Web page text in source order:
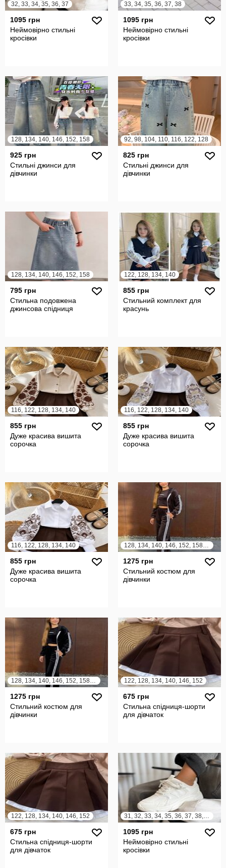
32, 33, 34, 35, 36, 37
1095 грн
Неймовірно стильні
кросівки
33, 34, 35, 36, 37, 38
1095 грн
Неймовірно стильні
кросівки
128, 134, 140, 146, 152, 158
925 грн
Стильні джинси для
дівчинки
92, 98, 104, 110, 116, 122, 128
825 грн
Стильні джинси для
дівчинки
128, 134, 140, 146, 152, 158
795 грн
Стильна подовжена
джинсова спідниця
122, 128, 134, 140
855 грн
Стильний комплект для
красунь
116, 122, 128, 134, 140
855 грн
Дуже красива вишита
сорочка
116, 122, 128, 134, 140
855 грн
Дуже красива вишита
сорочка
116, 122, 128, 134, 140
855 грн
Дуже красива вишита
сорочка
128, 134, 140, 146, 152, 158, 164
1275 грн
Стильний костюм для
дівчинки
128, 134, 140, 146, 152, 158, 164
1275 грн
Стильний костюм для
дівчинки
122, 128, 134, 140, 146, 152
675 грн
Стильна спідниця-шорти
для дівчаток
122, 128, 134, 140, 146, 152
675 грн
Стильна спідниця-шорти
для дівчаток
31, 32, 33, 34, 35, 36, 37, 38, 39, 40, 41
1095 грн
Неймовірно стильні
кросівки